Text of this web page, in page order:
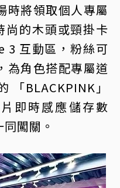
時將領取個人專屬
尚的木頭或頸掛卡
3 互動區，粉絲可
為角色搭配專屬道
「BLACKPINK」
即時感應儲存數
闖關。